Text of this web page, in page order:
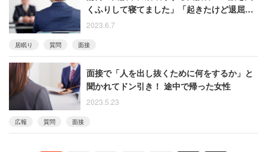
くふりして寝てました」「起きたけど退屈そ
うだった」
2023.6.7
居眠り 質問 面接
面接で「人を出し抜くために何をするか」と
聞かれてドン引き！ 途中で帰った女性
2023.5.23
広報 質問 面接